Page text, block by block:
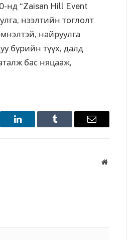
нд “Zaisan Hill Event
нээлтийн тоглолт
найруулга
бүрийн түүх, далд
бас няцааж,
LinkedIn Tumblr Имэйл
Вэбсайт